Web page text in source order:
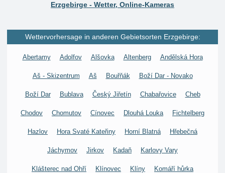
Erzgebirge - Wetter, Online-Kameras
Wettervorhersage in anderen Gebietsorten Erzgebirge:
Abertamy Adolfov Alšovka Altenberg Andělská Hora
Aš - Skizentrum Aš Bouřňák Boží Dar - Novako
Boží Dar Bublava Český Jiřetín Chabařovice Cheb
Chodov Chomutov Cínovec Dlouhá Louka Fichtelberg
Hazlov Hora Svaté Kateřiny Horní Blatná Hřebečná
Jáchymov Jirkov Kadaň Karlovy Vary
Klášterec nad Ohří Klínovec Klíny Komáří hůrka